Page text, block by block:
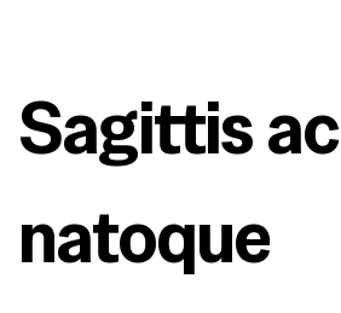
Sagittis ac
natoque